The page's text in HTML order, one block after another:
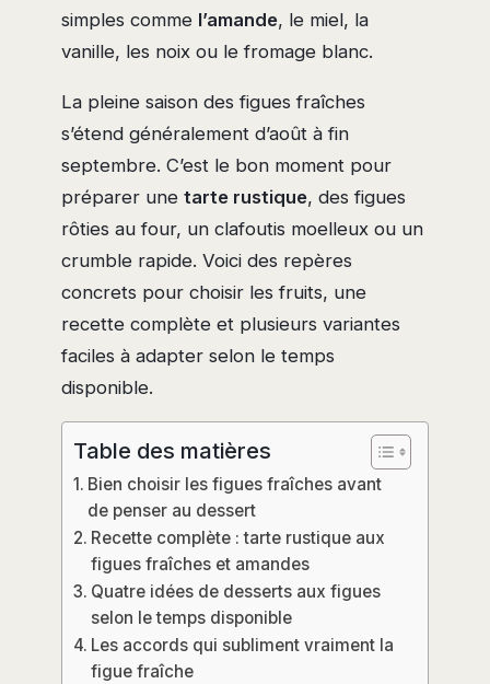
simples comme l’amande, le miel, la
vanille, les noix ou le fromage blanc.
La pleine saison des figues fraîches
s’étend généralement d’août à fin
septembre. C’est le bon moment pour
préparer une tarte rustique, des figues
rôties au four, un clafoutis moelleux ou un
crumble rapide. Voici des repères
concrets pour choisir les fruits, une
recette complète et plusieurs variantes
faciles à adapter selon le temps
disponible.
Table des matières
Bien choisir les figues fraîches avant
de penser au dessert
Recette complète : tarte rustique aux
figues fraîches et amandes
Quatre idées de desserts aux figues
selon le temps disponible
Les accords qui subliment vraiment la
figue fraîche